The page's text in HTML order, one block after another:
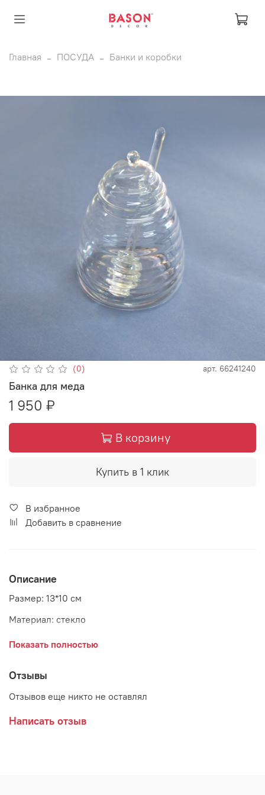
Главная ПОСУДА Банки и коробки
(0) арт. 66241240
Банка для меда
1 950 ₽
В корзину
Купить в 1 клик
В избранное
Добавить в сравнение
Описание
Размер: 13*10 см
Материал: стекло
Страна: Бельгия
Показать полностью
Отзывы
Отзывов еще никто не оставлял
Написать отзыв